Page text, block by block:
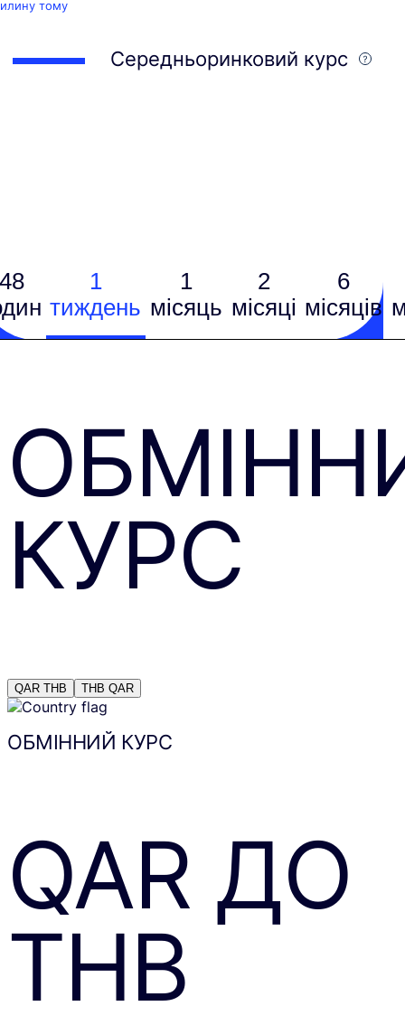
тому
Середньоринковий курс
48
1
тиждень
1
місяць
2
місяці
6
місяців
КУРС
QAR THB THB QAR
ОБМІННИЙ КУРС
QAR ДО
THB